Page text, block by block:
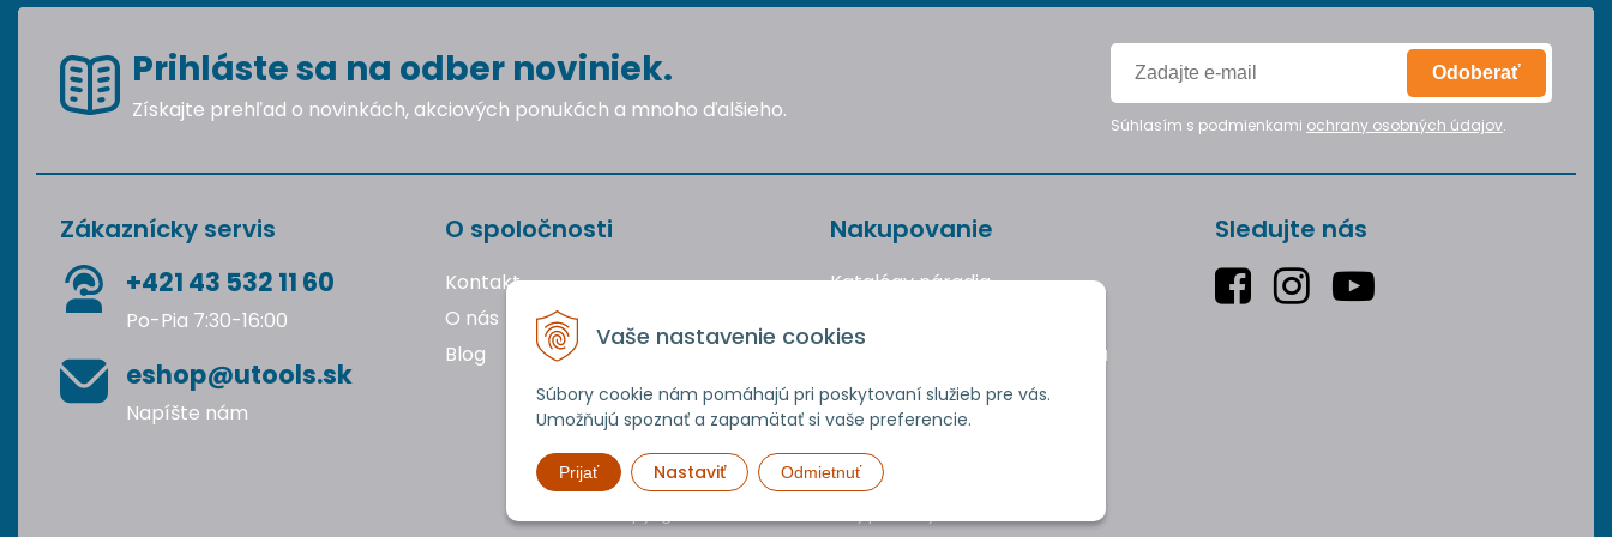
Vaše nastavenie cookies
Súbory cookie nám pomáhajú pri poskytovaní služieb pre vás.
Umožňujú spoznať a zapamätať si vaše preferencie.
Prijať Nastaviť Odmietnuť
Prihláste sa na odber noviniek.
Získajte prehľad o novinkách, akciových ponukách a mnoho ďalšieho.
Odoberať
Súhlasím s podmienkami ochrany osobných údajov.
Zákaznícky servis
+421 43 532 11 60
Po-Pia 7:30-16:00
eshop@utools.sk
Napíšte nám
O spoločnosti
Kontakt
O nás
Blog
Nakupovanie
Katalógy náradia
Reklamácie a vrátenie tovaru
Ochrana osobných údajov
Používanie cookies
Sledujte nás